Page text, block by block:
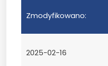
Zmodyfikowano:
2025-02-16